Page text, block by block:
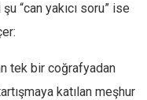
“can yakıcı soru” ise
tek bir coğrafyadan
katılan meşhur